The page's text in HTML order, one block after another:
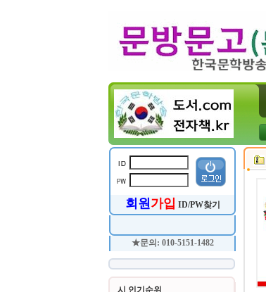
회원가입 ID/PW찾기
★문의: 010-5151-1482
시 인기순위